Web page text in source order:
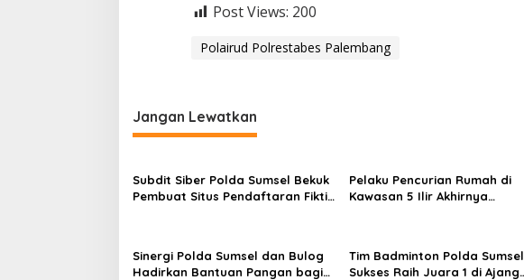
Post Views: 200
Polairud Polrestabes Palembang
Jangan Lewatkan
Subdit Siber Polda Sumsel Bekuk
Pembuat Situs Pendaftaran Fiktif
Pelaku Pencurian Rumah di
Kawasan 5 Ilir Akhirnya
Sinergi Polda Sumsel dan Bulog
Hadirkan Bantuan Pangan bagi
Tim Badminton Polda Sumsel
Sukses Raih Juara 1 di Ajang